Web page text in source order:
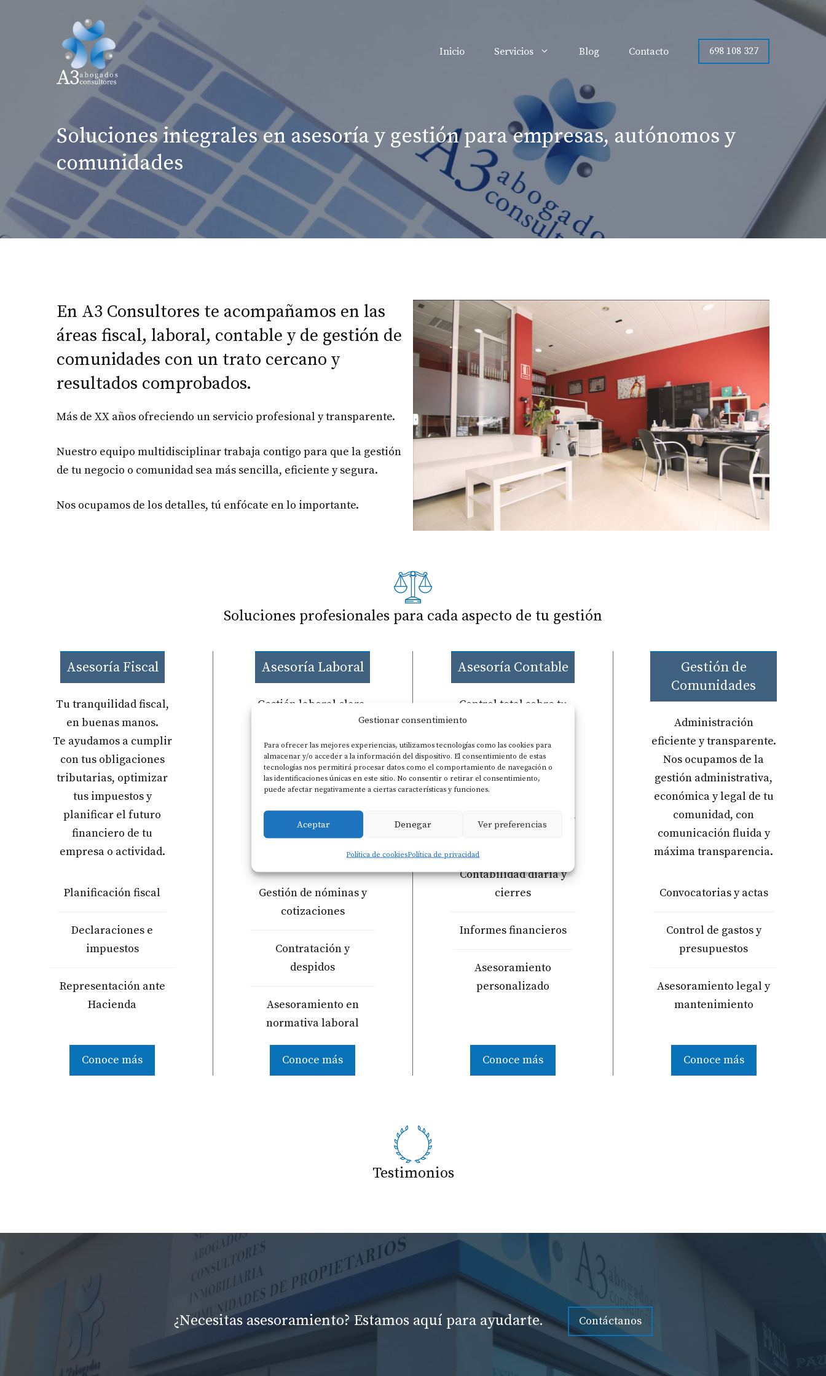
Gestionar consentimiento
Para ofrecer las mejores experiencias, utilizamos tecnologías como las cookies para
almacenar y/o acceder a la información del dispositivo. El consentimiento de estas
tecnologías nos permitirá procesar datos como el comportamiento de navegación o
las identificaciones únicas en este sitio. No consentir o retirar el consentimiento,
puede afectar negativamente a ciertas características y funciones.
Aceptar Denegar Ver preferencias
Política de cookiesPolítica de privacidad
Inicio Servicios Blog Contacto 698 108 327
Soluciones integrales en asesoría y gestión para empresas, autónomos y
comunidades
En A3 Consultores te acompañamos en las
áreas fiscal, laboral, contable y de gestión de
comunidades con un trato cercano y
resultados comprobados.
Más de XX años ofreciendo un servicio profesional y transparente.
Nuestro equipo multidisciplinar trabaja contigo para que la gestión
de tu negocio o comunidad sea más sencilla, eficiente y segura.
Nos ocupamos de los detalles, tú enfócate en lo importante.
Soluciones profesionales para cada aspecto de tu gestión
Asesoría Fiscal
Tu tranquilidad fiscal,
en buenas manos.
Te ayudamos a cumplir
con tus obligaciones
tributarias, optimizar
tus impuestos y
planificar el futuro
financiero de tu
empresa o actividad.
Planificación fiscal
Declaraciones e
impuestos
Representación ante
Hacienda
Conoce más
Asesoría Laboral
Gestión laboral clara,
segura y actualizada.
Nos encargamos de
contratos, nóminas,
seguros sociales e
inspecciones,
garantizando el
cumplimiento de la
normativa vigente.
Gestión de nóminas y
cotizaciones
Contratación y
despidos
Asesoramiento en
normativa laboral
Conoce más
Asesoría Contable
Control total sobre tu
Llevamos tus cuentas al
día y te ofrecemos
informes claros para
que tomes decisiones
con información precisa
y actualizada.
Contabilidad diaria y
cierres
Informes financieros
Asesoramiento
personalizado
Conoce más
Gestión de
Comunidades
Administración
eficiente y transparente.
Nos ocupamos de la
gestión administrativa,
económica y legal de tu
comunidad, con
comunicación fluida y
máxima transparencia.
Convocatorias y actas
Control de gastos y
presupuestos
Asesoramiento legal y
mantenimiento
Conoce más
Testimonios
¿Necesitas asesoramiento? Estamos aquí para ayudarte. Contáctanos